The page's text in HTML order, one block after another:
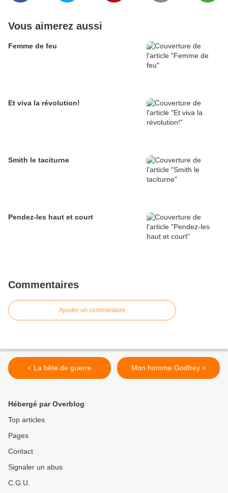
Vous aimerez aussi
Femme de feu
Et viva la révolution!
Smith le taciturne
Pendez-les haut et court
Commentaires
Ajouter un commentaire
< La bête de guerre Mon homme Godfrey >
Hébergé par Overblog
Top articles
Pages
Contact
Signaler un abus
C.G.U.